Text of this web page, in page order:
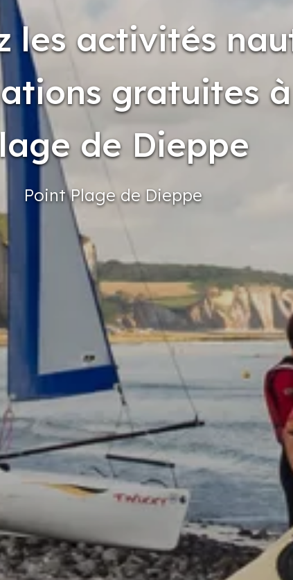
les activités
gratuites
de Dieppe
Point Plage de Dieppe